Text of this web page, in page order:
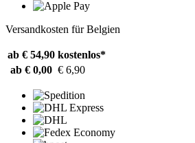
Versandkosten für Belgien
ab € 54,90 kostenlos*
ab € 0,00 € 6,90